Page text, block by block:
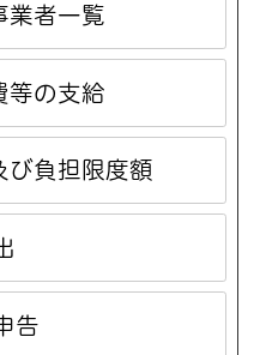
業者一覧
等の支給
び負担限度額
告